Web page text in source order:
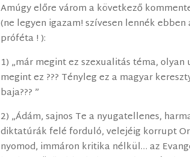
Amúgy előre várom a következő
(ne legyen igazam! szívesen lennék ebben
próféta ! ):
1) „már megint ez szexualitás téma, olyan
megint ez ??? Tényleg ez a magyar
baja??? ”
2) „Ádám, sajnos Te a nyugatellenes,
diktatúrák felé forduló, velejéig korrupt
nyomod, immáron kritika nélkül… az